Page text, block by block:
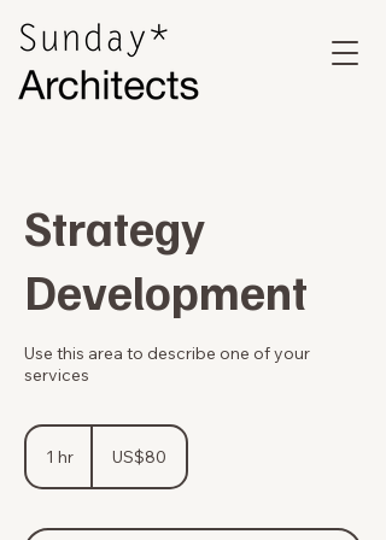
Strategy
Development
Use this area to describe one of your
services
1 hr
ดอลลาร์
สหรัฐUS$80